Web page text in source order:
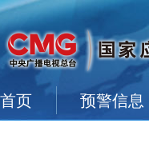
首页 预警信息